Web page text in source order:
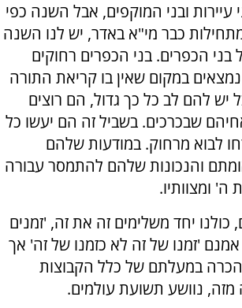
עיירות ובני המוקפים, אבל השנה כפי
כבר מי"א באדר, יש לנו השנה
הכפרים. בני הכפרים רחוקים
במקום שאין בו קריאת התורה
יש להם לב כל כך גדול, הם רוצים
שבכרכים. בשביל זה הם יעשו כל
לבוא מרחוק. במודעות שלהם
והנכונות שלהם להתמסר עבורה
ומצוותיו.
כולנו יחד משלימים זה את זה, 'זמנים
'זמנו של זה לא כזמנו של זה' אך
במעלתם של כלל הקבוצות
נוושע תשועת עולמים.